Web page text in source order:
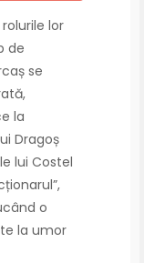
lor
de
se
la
Dragoș
lui Costel
o
la umor